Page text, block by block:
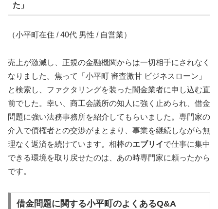
た」
（小平町在住 / 40代 男性 / 自営業）
売上が激減し、正規の金融機関からは一切相手にされなく
なりました。焦って「小平町 審査激甘 ビジネスローン」
と検索し、ファクタリングを装った闇金業者に申し込む直
前でした。幸い、商工会議所の知人に強く止められ、借金
問題に強い法務事務所を紹介してもらいました。専門家の
介入で債権者との交渉がまとまり、事業を継続しながら無
理なく返済を続けています。相棒のエブリイで仕事に集中
できる環境を取り戻せたのは、あの時専門家に頼ったから
です。
借金問題に関する小平町のよくあるQ&A